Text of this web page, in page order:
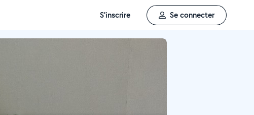
S'inscrire Se connecter